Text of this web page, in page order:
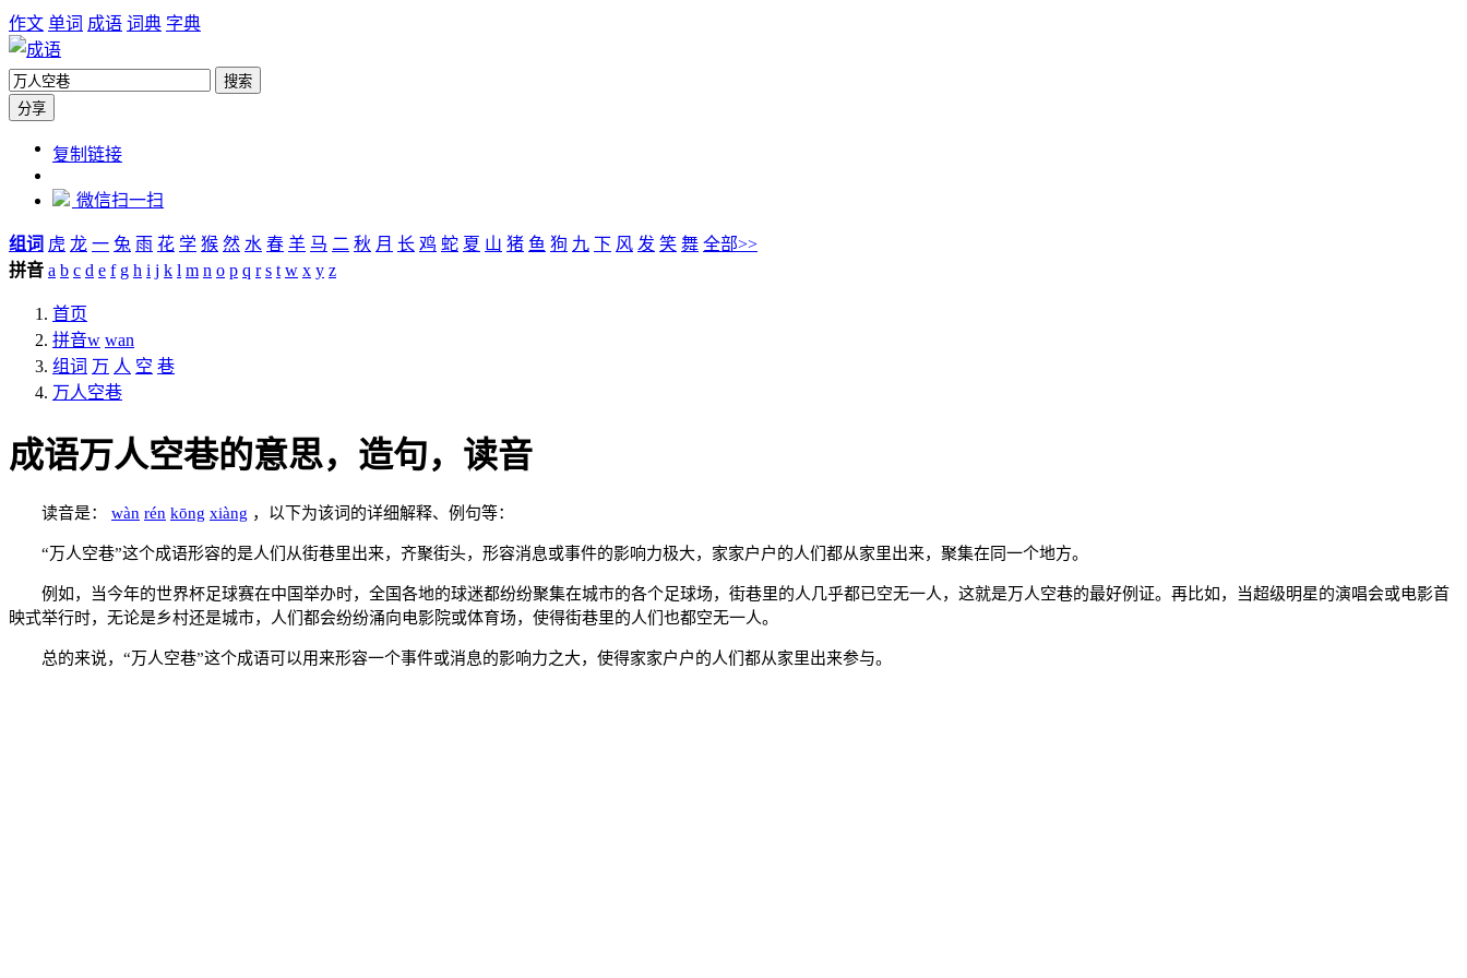
作文 单词 成语 词典 字典
搜索
分享
https://chengyu.zw6.cn/ci/%E4%B8%87%E4%BA%BA%E7%A9%BA%E5%B7%B7
复制链接
微信扫一扫
组词 虎 龙 一 兔 雨 花 学 猴 然 水 春 羊 马 二 秋 月 长 鸡 蛇 夏 山 猪 鱼 狗 九 下 风 发 笑 舞 全部>>
拼音 a b c d e f g h i j k l m n o p q r s t w x y z
首页
拼音w wan
组词 万 人 空 巷
万人空巷
成语万人空巷的意思，造句，读音
读音是： wàn rén kōng xiàng ，以下为该词的详细解释、例句等：
“万人空巷”这个成语形容的是人们从街巷里出来，齐聚街头，形容消息或事件的影响力极大，家家户户的人们都从家里出来，聚集在同一个地方。
例如，当今年的世界杯足球赛在中国举办时，全国各地的球迷都纷纷聚集在城市的各个足球场，街巷里的人几乎都已空无一人，这就是万人空巷的最好例证。再比如，当超级明星的演唱会或电影首
映式举行时，无论是乡村还是城市，人们都会纷纷涌向电影院或体育场，使得街巷里的人们也都空无一人。
总的来说，“万人空巷”这个成语可以用来形容一个事件或消息的影响力之大，使得家家户户的人们都从家里出来参与。